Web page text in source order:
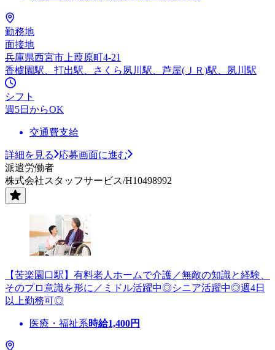
勤務地
面接地
兵庫県西宮市上葭原町4-21
香櫨園駅、打出駅、さくら夙川駅、芦屋(ＪＲ)駅、夙川駅
シフト
週5日からOK
交通費支給
詳細を見る
応募画面に進む
派遣労働者
株式会社スタッフサービス/H10498992
【苦楽園口駅】有料老人ホームで介護／無敵の知識と経験、
そのプロ意識を形に／ミドル活躍中◎シニア活躍中◎週4日
以上勤務可◎
医療・福祉系時給1,400円